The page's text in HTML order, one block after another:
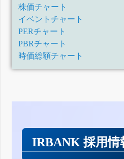
株価チャート
イベントチャート
PERチャート
PBRチャート
時価総額チャート
IRBANK 採用情